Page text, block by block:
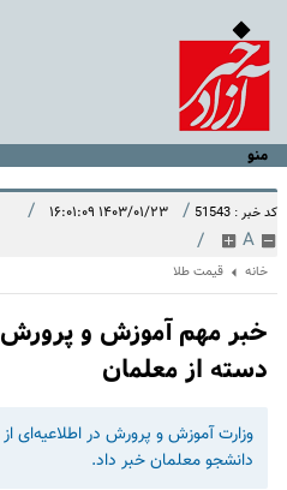
منو
کد خبر : 51543 / ۱۴۰۳/۰۱/۲۳ ۱۶:۰۱:۰۹ /
A
/
خانه قیمت طلا
خبر مهم آموزش و پرورش
دسته از معلمان
وزارت آموزش و پرورش در اطلاعیه‌ای
دانشجو معلمان خبر داد.